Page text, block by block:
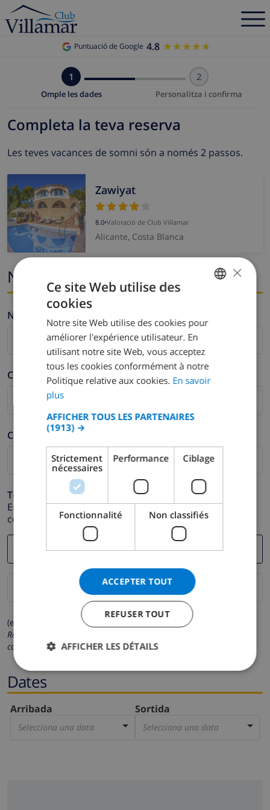
Puntuació de Google 4.8 ★★★★★
★★★★★
1
Omple les dades
2
Personalitza i confirma
Completa la teva reserva
Les teves vacances de somni són a només 2 passos.
Zawiyat
8.0•Valoració de Club Villamar
Alicante, Costa Blanca
Nom i correu electrònic
Nom *
Cognom *
Correu electrònic *
Telèfon *
En cas que la direcció de correu electrònic no funcioni
correctament.
(els camps marcats amb * són obligatoris)
Respectem la teva privacitat. Les teves dades personals no es
compartiran amb tercers.
Dates
Arribada
Selecciona una data
Sortida
Selecciona una data
DUTCH
SPANISH
GERMAN
DANISH
×
Ce site Web utilise des
cookies
Notre site Web utilise des cookies pour
améliorer l'expérience utilisateur. En
utilisant notre site Web, vous acceptez
tous les cookies conformément à notre
Politique relative aux cookies. En savoir
plus
AFFICHER TOUS LES PARTENAIRES
(1913) →
Strictement
nécessaires
Performance Ciblage
Fonctionnalité Non classifiés
ACCEPTER TOUT
REFUSER TOUT
AFFICHER LES DÉTAILS